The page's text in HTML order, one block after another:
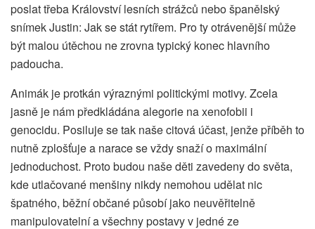
poslat třeba Království lesních strážců nebo španělský
snímek Justin: Jak se stát rytířem. Pro ty otrávenější může
být malou útěchou ne zrovna typický konec hlavního
padoucha.
Animák je protkán výraznými politickými motivy. Zcela
jasně je nám předkládána alegorie na xenofobii i
genocidu. Posiluje se tak naše citová účast, jenže příběh to
nutně zplošťuje a narace se vždy snaží o maximální
jednoduchost. Proto budou naše děti zavedeny do světa,
kde utlačované menšiny nikdy nemohou udělat nic
špatného, běžní občané působí jako neuvěřitelně
manipulovatelní a všechny postavy v jedné ze